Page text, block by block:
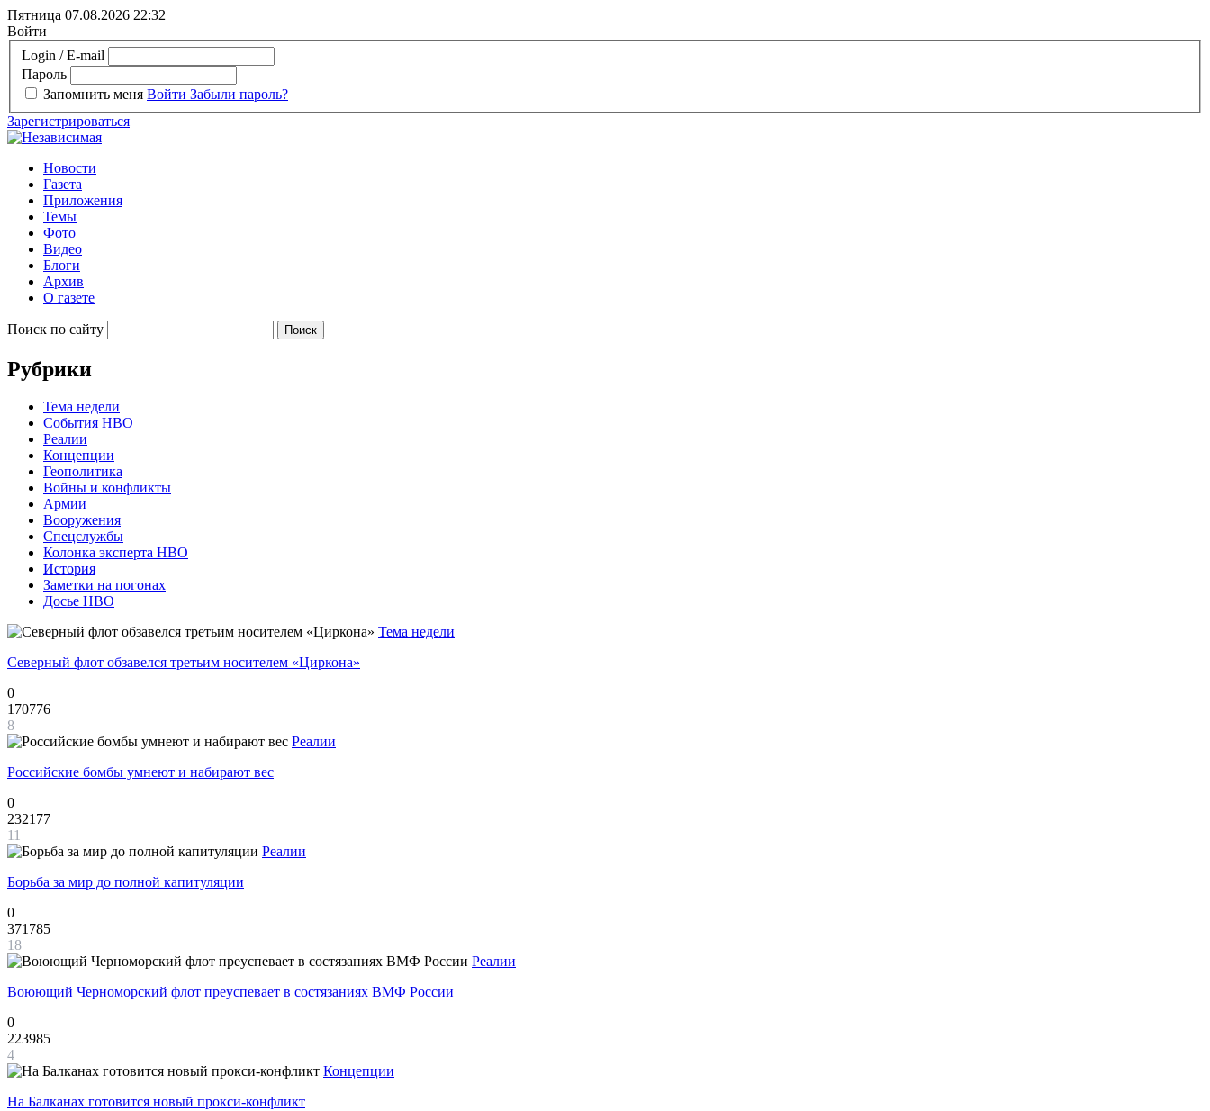
Пятница 07.08.2026 22:32
Войти
Login / E-mail
Пароль
Запомнить меня Войти Забыли пароль?
Зарегистрироваться
Новости
Газета
Приложения
Темы
Фото
Видео
Блоги
Архив
О газете
Поиск по сайту
Рубрики
Тема недели
События НВО
Реалии
Концепции
Геополитика
Войны и конфликты
Армии
Вооружения
Спецслужбы
Колонка эксперта НВО
История
Заметки на погонах
Досье НВО
Тема недели
Северный флот обзавелся третьим носителем «Циркона»
0
170776
8
Реалии
Российские бомбы умнеют и набирают вес
0
232177
11
Реалии
Борьба за мир до полной капитуляции
0
371785
18
Реалии
Воюющий Черноморский флот преуспевает в состязаниях ВМФ России
0
223985
4
Концепции
На Балканах готовится новый прокси-конфликт